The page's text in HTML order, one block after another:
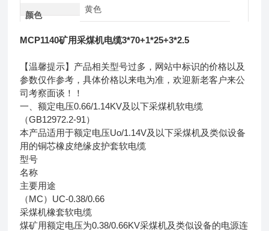
颜色
黄色
MCP1140矿用采煤机电缆3*70+1*25+3*2.5
【温馨提示】产品相关型号过多，网站中标识的价格以及
参数仅作参考，具体价格以来电为准，欢迎新老客户来公
司考察面谈！！
一、额定电压0.66/1.14KV及以下采煤机软电缆
（GB12972.2-91）
本产品适用于额定电压Uo/1.14V及以下采煤机及类似设备
用的铜芯橡皮绝缘皮护套软电缆
型号
名称
主要用途
（MC）UC-0.38/0.66
采煤机橡套软电缆
煤矿用额定电压为0.38/0.66KV采煤机及类似设备的电源连